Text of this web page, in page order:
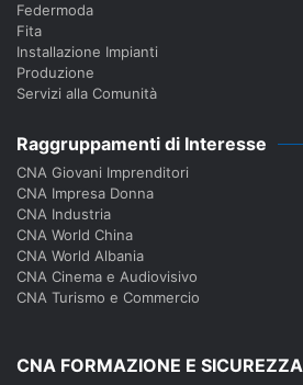
Federmoda
Fita
Installazione Impianti
Produzione
Servizi alla Comunità
Raggruppamenti di Interesse
CNA Giovani Imprenditori
CNA Impresa Donna
CNA Industria
CNA World China
CNA World Albania
CNA Cinema e Audiovisivo
CNA Turismo e Commercio
CNA FORMAZIONE E SICUREZZA